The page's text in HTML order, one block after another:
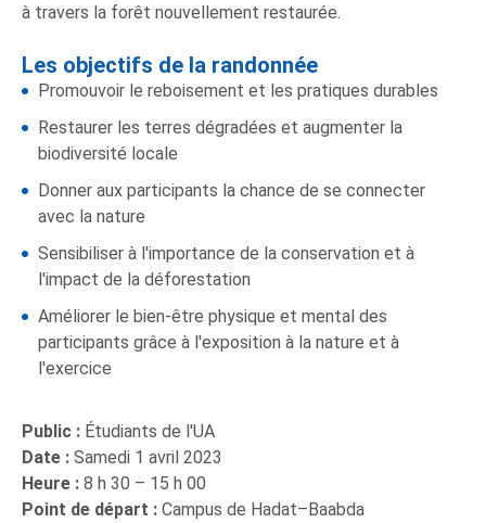
à travers la forêt nouvellement restaurée.
Les objectifs de la randonnée
Promouvoir le reboisement et les pratiques durables
Restaurer les terres dégradées et augmenter la
biodiversité locale
Donner aux participants la chance de se connecter
avec la nature
Sensibiliser à l'importance de la conservation et à
l'impact de la déforestation
Améliorer le bien-être physique et mental des
participants grâce à l'exposition à la nature et à
l'exercice
Public : Étudiants de l'UA
Date : Samedi 1 avril 2023
Heure : 8 h 30 – 15 h 00
Point de départ : Campus de Hadat–Baabda